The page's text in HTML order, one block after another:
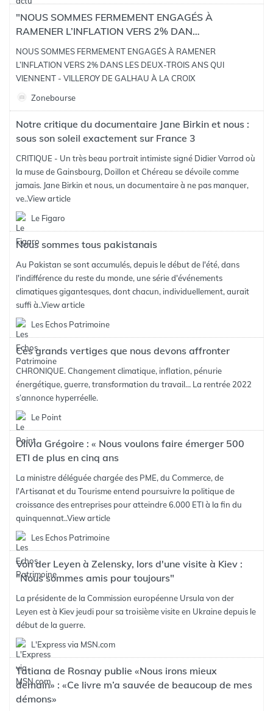
"NOUS SOMMES FERMEMENT ENGAGÉS À
RAMENER L’INFLATION VERS 2% DAN…
NOUS SOMMES FERMEMENT ENGAGÉS À RAMENER
L’INFLATION VERS 2% DANS LES DEUX-TROIS ANS QUI
VIENNENT - VILLEROY DE GALHAU À LA CROIX
Zonebourse
Notre critique du documentaire Jane Birkin et nous :
sous son soleil exactement sur France 3
CRITIQUE - Un très beau portrait intimiste signé Didier Varrod où
la muse de Gainsbourg, Doillon et Chéreau se dévoile comme
jamais. Jane Birkin et nous, un documentaire à ne pas manquer,
ve..View article
Le Figaro
Nous sommes tous pakistanais
Au Pakistan se sont accumulés, depuis le début de l'été, dans
l'indifférence du reste du monde, une série d'événements
climatiques gigantesques, dont chacun, individuellement, aurait
suffi à..View article
Les Echos Patrimoine
Ces grands vertiges que nous devons affronter
CHRONIQUE. Changement climatique, inflation, pénurie
énergétique, guerre, transformation du travail… La rentrée 2022
s’annonce hyperréelle.
Le Point
Olivia Grégoire : « Nous voulons faire émerger 500
ETI de plus en cinq ans
La ministre déléguée chargée des PME, du Commerce, de
l'Artisanat et du Tourisme entend poursuivre la politique de
croissance des entreprises pour atteindre 6.000 ETI à la fin du
quinquennat..View article
Les Echos Patrimoine
Von der Leyen à Zelensky, lors d'une visite à Kiev :
"Nous sommes amis pour toujours"
La présidente de la Commission européenne Ursula von der
Leyen est à Kiev jeudi pour sa troisième visite en Ukraine depuis le
début de la guerre.
L'Express via MSN.com
Tatiana de Rosnay publie «Nous irons mieux
demain» : «Ce livre m’a sauvée de beaucoup de mes
démons»